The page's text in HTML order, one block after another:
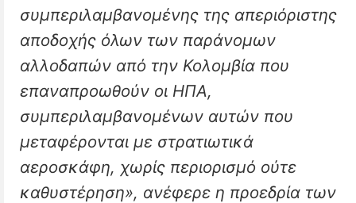
συμπεριλαμβανομένης της απεριόριστης
αποδοχής όλων των παράνομων
αλλοδαπών από την Κολομβία που
επαναπροωθούν οι ΗΠΑ,
συμπεριλαμβανομένων αυτών που
μεταφέρονται με στρατιωτικά
αεροσκάφη, χωρίς περιορισμό ούτε
καθυστέρηση», ανέφερε η προεδρία των